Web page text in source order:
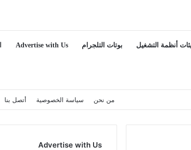
أنظمة التشغيل بوتات التلجرام Advertise with Us
من نحن سياسة الخصوصية أتصل بنا
Advertise with Us